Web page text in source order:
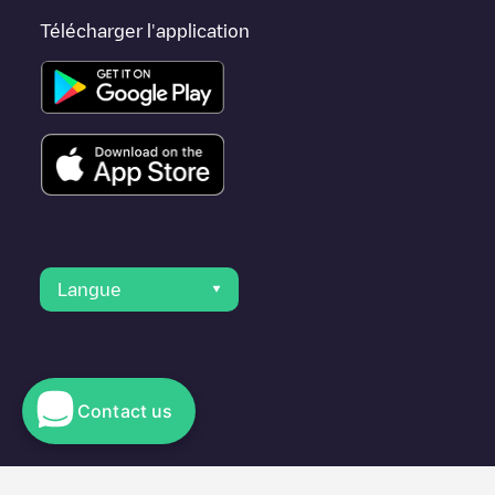
Télécharger l'application
Langue
© 2023 Electromaps
Contact us